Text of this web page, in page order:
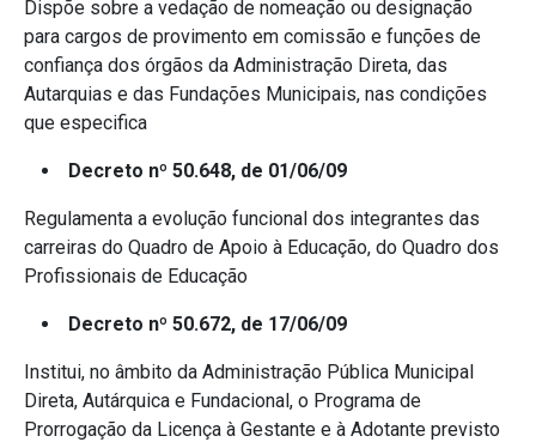
Dispõe sobre a vedação de nomeação ou designação
para cargos de provimento em comissão e funções de
confiança dos órgãos da Administração Direta, das
Autarquias e das Fundações Municipais, nas condições
que especifica
Decreto nº 50.648, de 01/06/09
Regulamenta a evolução funcional dos integrantes das
carreiras do Quadro de Apoio à Educação, do Quadro dos
Profissionais de Educação
Decreto nº 50.672, de 17/06/09
Institui, no âmbito da Administração Pública Municipal
Direta, Autárquica e Fundacional, o Programa de
Prorrogação da Licença à Gestante e à Adotante previsto